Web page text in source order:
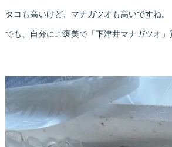
タコも高いけど、マナガツオも高いですね。
でも、自分にご褒美で「下津井マナガツオ」